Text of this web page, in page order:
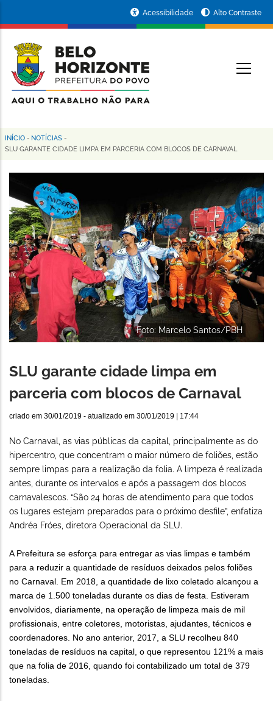
conteúdo
principal
da
Prefeitura
de
Horizonte
Acessibilidade Alto Contraste
Trilha
navegação
INÍCIO - NOTÍCIAS -
SLU GARANTE CIDADE LIMPA EM PARCERIA COM BLOCOS DE CARNAVAL
Foto: Marcelo Santos/PBH
SLU garante cidade limpa em
parceria com blocos de Carnaval
criado em 30/01/2019 - atualizado em 30/01/2019 | 17:44
No Carnaval, as vias públicas da capital, principalmente as do
hipercentro, que concentram o maior número de foliões, estão
sempre limpas para a realização da folia. A limpeza é realizada
antes, durante os intervalos e após a passagem dos blocos
carnavalescos. “São 24 horas de atendimento para que todos
os lugares estejam preparados para o próximo desfile”, enfatiza
Andréa Fróes, diretora Operacional da SLU.
A Prefeitura se esforça para entregar as vias limpas e também
para a reduzir a quantidade de resíduos deixados pelos foliões
no Carnaval. Em 2018, a quantidade de lixo coletado alcançou a
marca de 1.500 toneladas durante os dias de festa. Estiveram
envolvidos, diariamente, na operação de limpeza mais de mil
profissionais, entre coletores, motoristas, ajudantes, técnicos e
coordenadores. No ano anterior, 2017, a SLU recolheu 840
toneladas de resíduos na capital, o que representou 121% a mais
que na folia de 2016, quando foi contabilizado um total de 379
toneladas.